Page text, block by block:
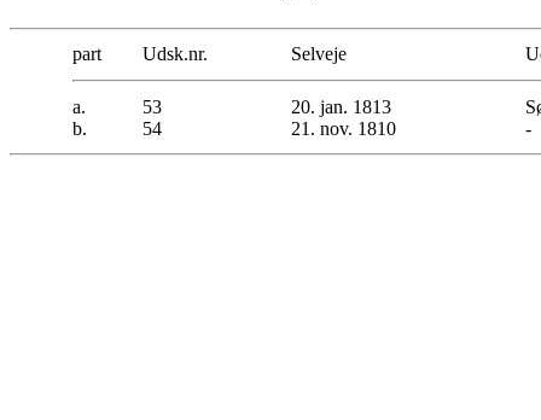
part Udsk.nr. Selveje
a.
b.
53
54
20. jan. 1813
21. nov. 1810
-